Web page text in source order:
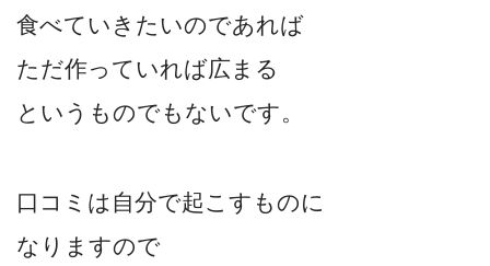
食べていきたいのであれば
ただ作っていれば広まる
というものでもないです。
口コミは自分で起こすものに
なりますので